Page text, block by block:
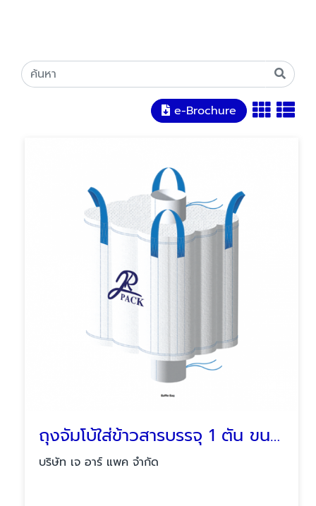
e-Brochure
ถุงจัมโบ้ใส่ข้าวสารบรรจุ 1 ตัน ขนาด 95x95x115 cm
บริษัท เจ อาร์ แพค จำกัด